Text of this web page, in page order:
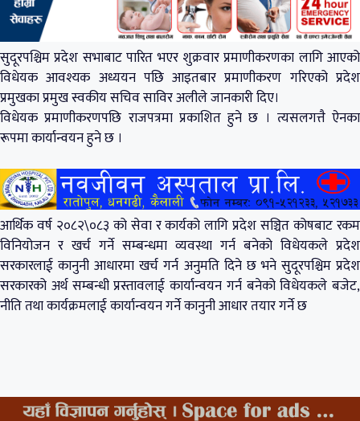
सुदूरपश्चिम प्रदेश सभाबाट पारित भएर शुक्रवार प्रमाणीकरणका लागि आएको
विधेयक आवश्यक अध्ययन पछि आइतबार प्रमाणीकरण गरिएको प्रदेश
प्रमुखका प्रमुख स्वकीय सचिव साविर अलीले जानकारी दिए।
विधेयक प्रमाणीकरणपछि राजपत्रमा प्रकाशित हुने छ । त्यसलगत्तै ऐनका
रूपमा कार्यान्वयन हुने छ ।
आर्थिक वर्ष २०८२\०८३ को सेवा र कार्यको लागि प्रदेश सञ्चित कोषबाट रकम
विनियोजन र खर्च गर्ने सम्बन्धमा व्यवस्था गर्न बनेको विधेयकले प्रदेश
सरकारलाई कानुनी आधारमा खर्च गर्न अनुमति दिने छ भने सुदूरपश्चिम प्रदेश
सरकारको अर्थ सम्बन्धी प्रस्तावलाई कार्यान्वयन गर्न बनेको विधेयकले बजेट,
नीति तथा कार्यक्रमलाई कार्यान्वयन गर्ने कानुनी आधार तयार गर्ने छ